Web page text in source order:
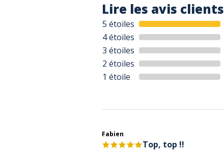
Lire les avis clients
5 étoiles
4 étoiles
3 étoiles
2 étoiles
1 étoile
Fabien
Top, top !!